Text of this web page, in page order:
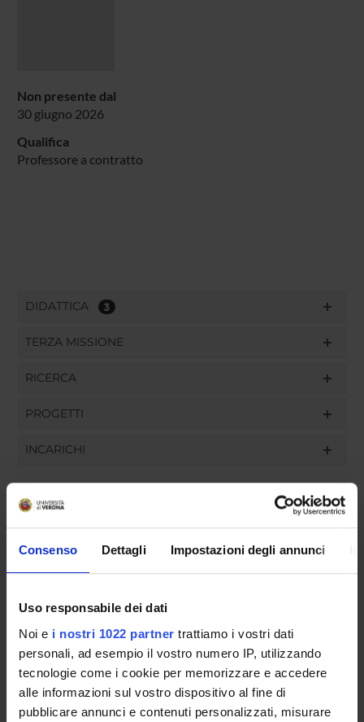
Consenso Dettagli Impostazioni degli annunci
Uso responsabile dei dati
Noi e i nostri 1022 partner trattiamo i vostri dati
personali, ad esempio il vostro numero IP, utilizzando
tecnologie come i cookie per memorizzare e accedere
alle informazioni sul vostro dispositivo al fine di
pubblicare annunci e contenuti personalizzati, misurare
Non presente dal
30 giugno 2026
Qualifica
Professore a contratto
DIDATTICA 3
TERZA MISSIONE
RICERCA
PROGETTI
INCARICHI
GOVERNANCE
COMMISSIONI
UFFICI E STRUTTURE DI SERVIZIO
SERVIZI DI SEGRETERIA STUDENTI